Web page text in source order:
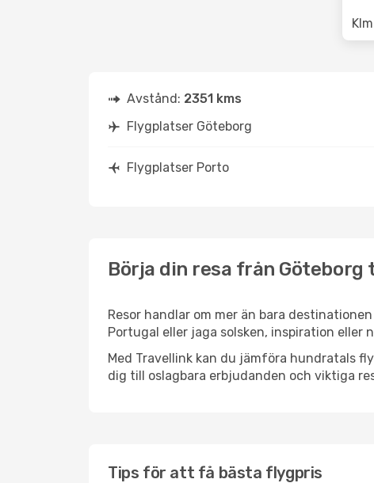
Avstånd: 2351 kms
Flygplatser Göteborg
Flygplatser Porto
Börja din resa från Göteborg
Resor handlar om mer än bara
Portugal eller jaga solsken, inspiration eller
Med Travellink kan du jämföra hundratals
dig till oslagbara erbjudanden och viktiga
Tips för att få bästa flygpris